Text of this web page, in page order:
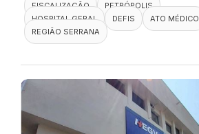
FISCALIZAÇÃO
PETRÓPOLIS
HOSPITAL GERAL
DEFIS
ATO MÉDICO
REGIÃO SERRANA